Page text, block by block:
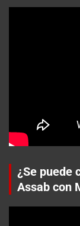
¿Se puede
Assab con